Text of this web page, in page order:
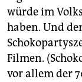
würde im
haben. Und
Filmen.
vor allem der